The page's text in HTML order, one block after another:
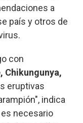
a
país y otros de
con
Chikungunya,
eruptivas
indica
es necesario